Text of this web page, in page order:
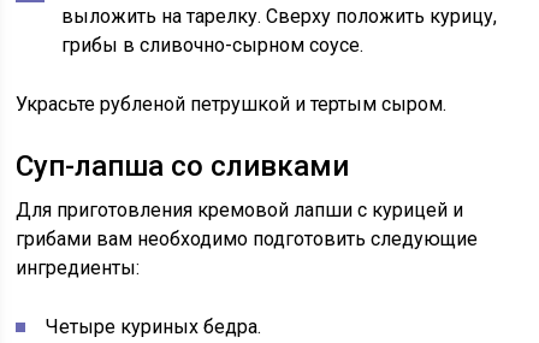
выложить на тарелку. Сверху положить курицу,
грибы в сливочно-сырном соусе.
Украсьте рубленой петрушкой и тертым сыром.
Суп-лапша со сливками
Для приготовления кремовой лапши с курицей и
грибами вам необходимо подготовить следующие
ингредиенты:
Четыре куриных бедра.